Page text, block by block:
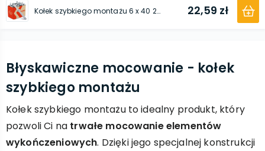
Kołek szybkiego montażu 6 x 40 200 sztuk 22,59 zł
Błyskawiczne mocowanie - kołek
szybkiego montażu
Kołek szybkiego montażu to idealny produkt, który
pozwoli Ci na trwałe mocowanie elementów
wykończeniowych. Dzięki jego specjalnej konstrukcji